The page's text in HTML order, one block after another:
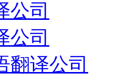
公司
公司
翻译公司